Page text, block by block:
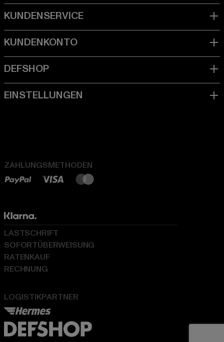
ZAHLUNGSMETHODEN
LOGISTIKPARTNER
LASTSCHRIFT
SOFORTÜBERWEISUNG
RATENKAUF
RECHNUNG